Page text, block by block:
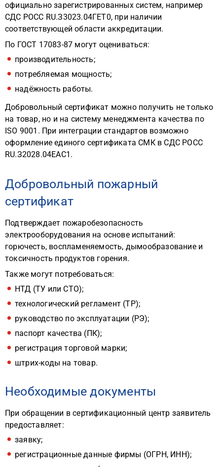
официально зарегистрированных систем, например
СДС РОСС RU.З3023.04ГЕТ0, при наличии
соответствующей области аккредитации.
По ГОСТ 17083-87 могут оцениваться:
производительность;
потребляемая мощность;
надёжность работы.
Добровольный сертификат можно получить не только
на товар, но и на систему менеджмента качества по
ISO 9001. При интеграции стандартов возможно
оформление единого сертификата СМК в СДС РОСС
RU.З2028.04ЕАС1.
Добровольный пожарный
сертификат
Подтверждает пожаробезопасность
электрооборудования на основе испытаний:
горючесть, воспламеняемость, дымообразование и
токсичность продуктов горения.
Также могут потребоваться:
НТД (ТУ или СТО);
технологический регламент (ТР);
руководство по эксплуатации (РЭ);
паспорт качества (ПК);
регистрация торговой марки;
штрих-коды на товар.
Необходимые документы
При обращении в сертификационный центр заявитель
предоставляет:
заявку;
регистрационные данные фирмы (ОГРН, ИНН);